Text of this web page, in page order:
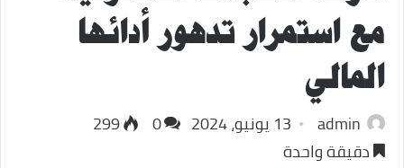
مع استمرار تدهور أدائها
المالي
admin 13 يونيو، 2024 0
299
دقيقة واحدة